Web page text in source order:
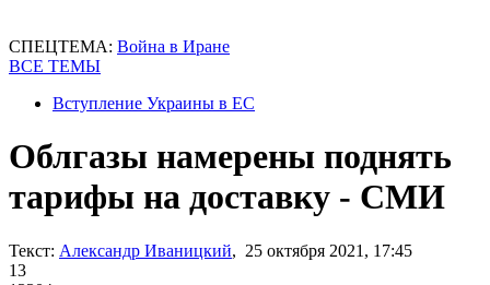
СПЕЦТЕМА: Война в Иране
ВСЕ ТЕМЫ
Вступление Украины в ЕС
Облгазы намерены поднять
тарифы на доставку - СМИ
Текст: Александр Иваницкий, 25 октября 2021, 17:45
13